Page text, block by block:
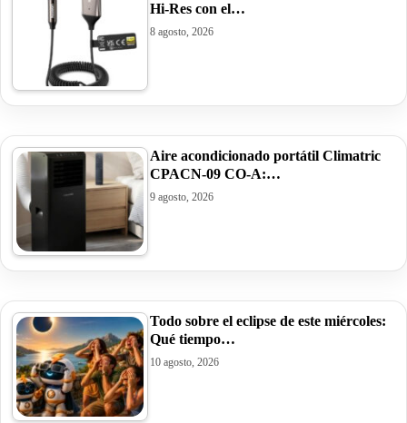
Hi-Res con el…
8 agosto, 2026
Aire acondicionado portátil Climatric
CPACN-09 CO-A:…
9 agosto, 2026
Todo sobre el eclipse de este miércoles:
Qué tiempo…
10 agosto, 2026